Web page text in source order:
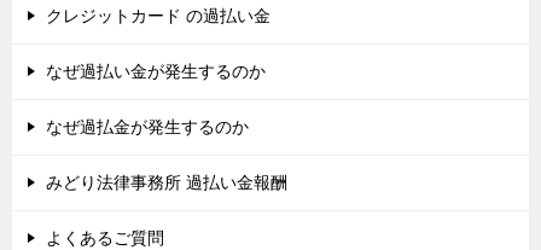
クレジットカード の過払い金
なぜ過払い金が発生するのか
なぜ過払金が発生するのか
みどり法律事務所 過払い金報酬
よくあるご質問